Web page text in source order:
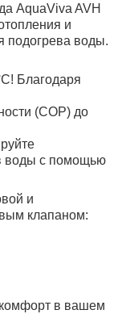
AquaViva AVH
и
подогрева воды.
Благодаря
(COP) до
воды с помощью
и
клапаном:
комфорт в вашем